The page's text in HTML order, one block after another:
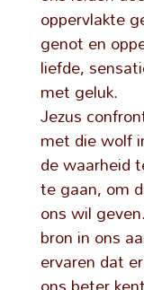
oppervlakte
genot en
liefde,
met geluk.
Jezus
met die wolf
de waarheid
te gaan, om
ons wil
bron in ons
ervaren dat